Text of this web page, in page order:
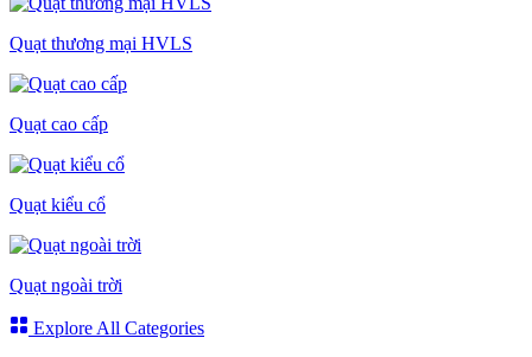
Quạt thương mại HVLS
Quạt cao cấp
Quạt kiểu cổ
Quạt ngoài trời
Explore All Categories